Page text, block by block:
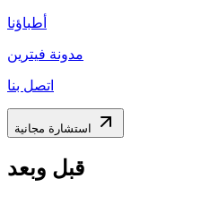
أطباؤنا
مدونة فيترين
اتصل بنا
استشارة مجانية
قبل وبعد